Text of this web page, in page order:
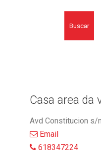
Buscar
Casa area da
Avd Constitucion s/
Email
618347224